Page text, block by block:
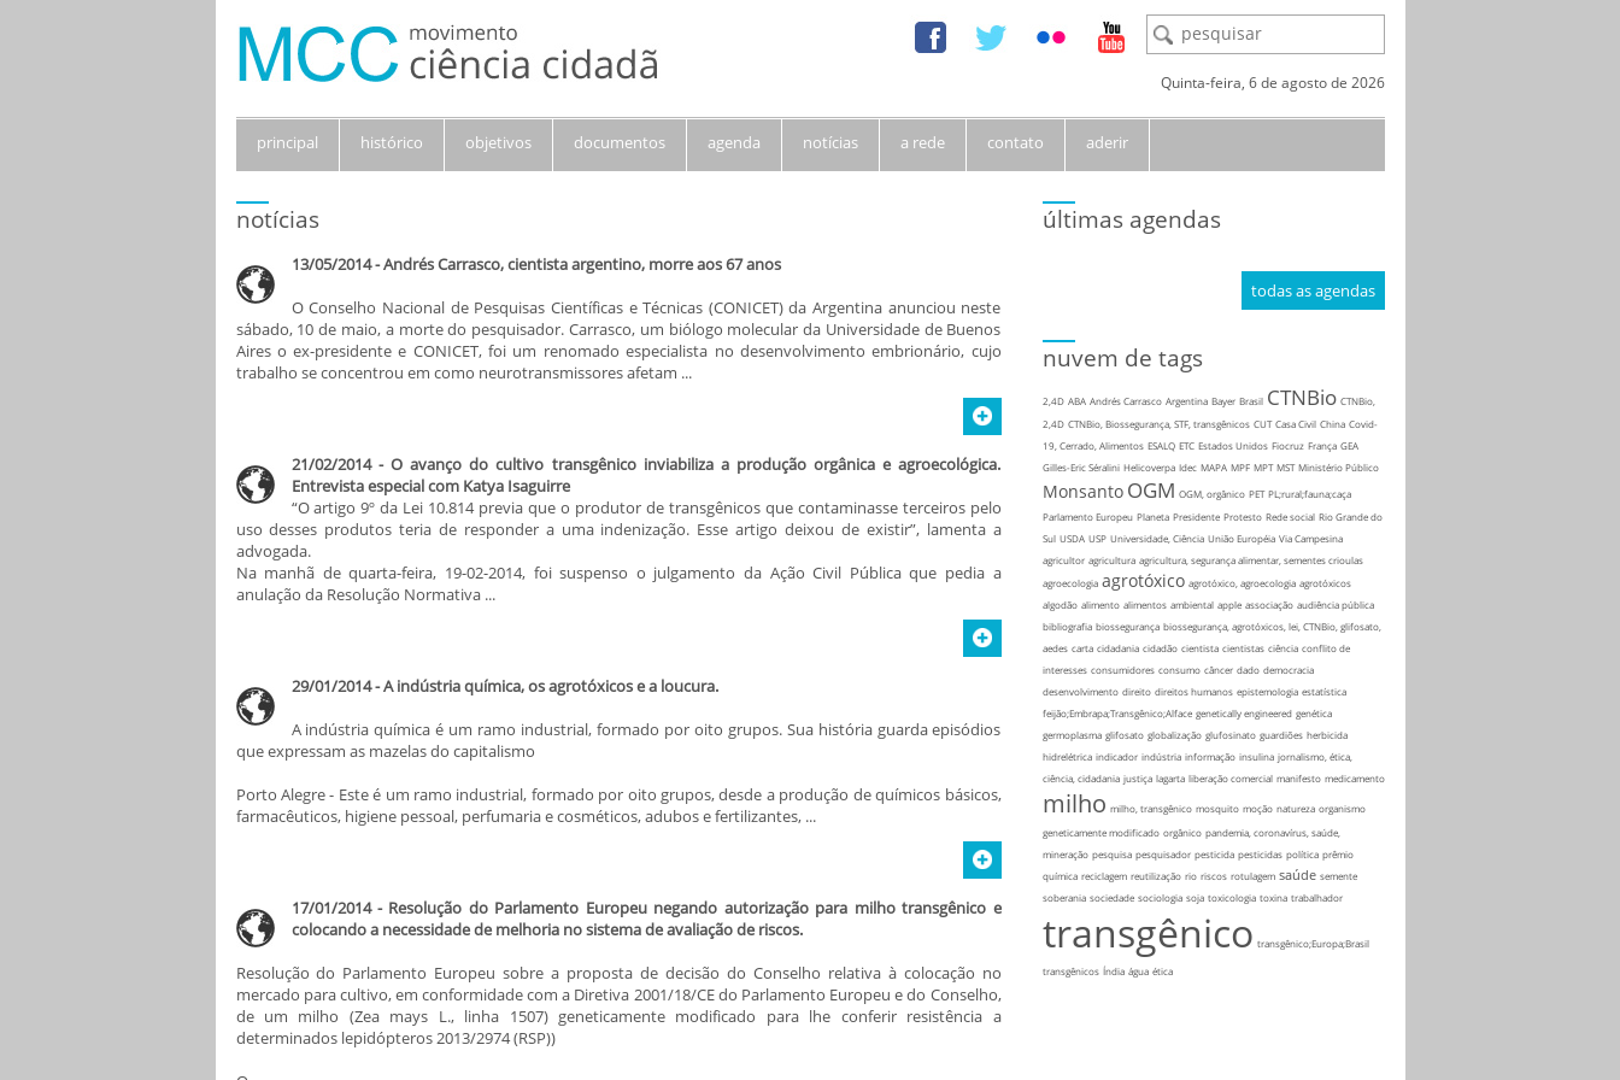
Quinta-feira, 6 de agosto de 2026
principal histórico objetivos documentos agenda notícias a rede contato aderir
últimas agendas
todas as agendas
nuvem de tags
2,4D ABA Andrés Carrasco Argentina Bayer Brasil CTNBio CTNBio,
2,4D CTNBio, Biossegurança, STF, transgênicos CUT Casa Civil China Covid-
19, Cerrado, Alimentos ESALQ ETC Estados Unidos Fiocruz França GEA
Gilles-Eric Séralini Helicoverpa Idec MAPA MPF MPT MST Ministério Público
Monsanto OGM OGM, orgânico PET PL;rural;fauna;caça
Parlamento Europeu Planeta Presidente Protesto Rede social Rio Grande do
Sul USDA USP Universidade, Ciência União Européia Via Campesina
agricultor agricultura agricultura, segurança alimentar, sementes crioulas
agroecologia agrotóxico agrotóxico, agroecologia agrotóxicos
algodão alimento alimentos ambiental apple associação audiência pública
bibliografia biossegurança biossegurança, agrotóxicos, lei, CTNBio, glifosato,
aedes carta cidadania cidadão cientista cientistas ciência conflito de
interesses consumidores consumo câncer dado democracia
desenvolvimento direito direitos humanos epistemologia estatística
feijão;Embrapa;Transgênico;Alface genetically engineered genética
germoplasma glifosato globalização glufosinato guardiões herbicida
hidrelétrica indicador indústria informação insulina jornalismo, ética,
ciência, cidadania justiça lagarta liberação comercial manifesto medicamento
milho milho, transgênico mosquito moção natureza organismo
geneticamente modificado orgânico pandemia, coronavírus, saúde,
mineração pesquisa pesquisador pesticida pesticidas política prêmio
química reciclagem reutilização rio riscos rotulagem saúde semente
soberania sociedade sociologia soja toxicologia toxina trabalhador
transgênico transgênico;Europa;Brasil
transgênicos Índia água ética
notícias
13/05/2014 - Andrés Carrasco, cientista argentino, morre aos 67 anos
O Conselho Nacional de Pesquisas Científicas e Técnicas (CONICET) da Argentina anunciou neste
sábado, 10 de maio, a morte do pesquisador. Carrasco, um biólogo molecular da Universidade de Buenos
Aires o ex-presidente e CONICET, foi um renomado especialista no desenvolvimento embrionário, cujo
trabalho se concentrou em como neurotransmissores afetam ...
21/02/2014 - O avanço do cultivo transgênico inviabiliza a produção orgânica e agroecológica.
Entrevista especial com Katya Isaguirre
“O artigo 9º da Lei 10.814 previa que o produtor de transgênicos que contaminasse terceiros pelo
uso desses produtos teria de responder a uma indenização. Esse artigo deixou de existir”, lamenta a
advogada.
Na manhã de quarta-feira, 19-02-2014, foi suspenso o julgamento da Ação Civil Pública que pedia a
anulação da Resolução Normativa ...
29/01/2014 - A indústria química, os agrotóxicos e a loucura.
A indústria química é um ramo industrial, formado por oito grupos. Sua história guarda episódios
que expressam as mazelas do capitalismo
Porto Alegre - Este é um ramo industrial, formado por oito grupos, desde a produção de químicos básicos,
farmacêuticos, higiene pessoal, perfumaria e cosméticos, adubos e fertilizantes, ...
17/01/2014 - Resolução do Parlamento Europeu negando autorização para milho transgênico e
colocando a necessidade de melhoria no sistema de avaliação de riscos.
Resolução do Parlamento Europeu sobre a proposta de decisão do Conselho relativa à colocação no
mercado para cultivo, em conformidade com a Diretiva 2001/18/CE do Parlamento Europeu e do Conselho,
de um milho (Zea mays L., linha 1507) geneticamente modificado para lhe conferir resistência a
determinados lepidópteros 2013/2974 (RSP))